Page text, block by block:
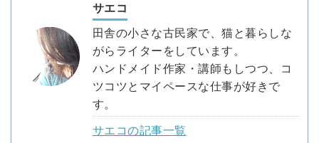
サエコ
田舎の小さな古民家で、猫と暮らしな
がらライターをしています。
ハンドメイド作家・講師もしつつ、コ
ツコツとマイペースな仕事が好きで
す。
サエコの記事一覧